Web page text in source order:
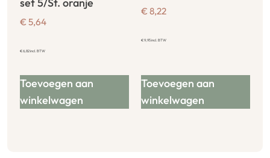
set 5/St. oranje
€ 5,64
€6,82incl. BTW
Toevoegen aan
winkelwagen
€ 8,22
€9,95incl. BTW
Toevoegen aan
winkelwagen